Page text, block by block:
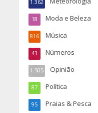
1.362
Moda e Beleza
18
Música
816
Números
43
Opinião
1.505
Política
87
Praias & Pesca
95